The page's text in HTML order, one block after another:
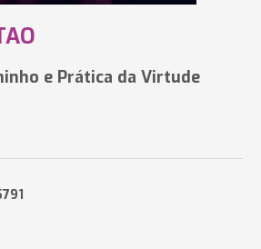
e Prática da Virtude